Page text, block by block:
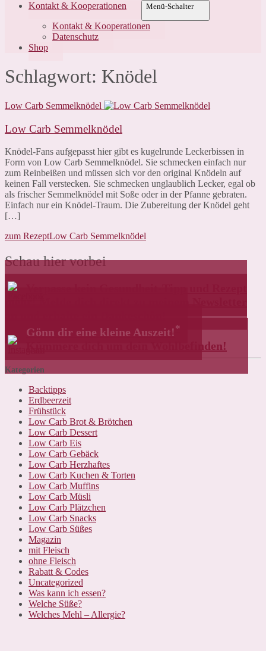
Kontakt & Kooperationen
Menü-Schalter
Kontakt & Kooperationen
Datenschutz
Shop
Schlagwort: Knödel
Low Carb Semmelknödel
Low Carb Semmelknödel
Knödel-Fans aufgepasst hier gibt es kugelrunde Leckerbissen in
Form von Low Carb Semmelknödel. Sie schmecken einfach nur
zum Reinbeißen und müssen sich vor den original Knödeln auf
keinen Fall verstecken. Sie schmecken unglaublich Lecker, egal ob
als frischer Semmelknödel mit Soße oder in der Pfanne gebraten.
Einfach nur ein Knödel-Traum. Die Zubereitung der Knödel geht
[…]
zum RezeptLow Carb Semmelknödel
Schau hier vorbei
Gönn dir eine kleine Auszeit!*
Kümmere dich um dein Wohlbefinden!
Kategorien
Backtipps
Erdbeerzeit
Frühstück
Low Carb Brot & Brötchen
Low Carb Dessert
Low Carb Eis
Low Carb Gebäck
Low Carb Herzhaftes
Low Carb Kuchen & Torten
Low Carb Muffins
Low Carb Müsli
Low Carb Plätzchen
Low Carb Snacks
Low Carb Süßes
Magazin
mit Fleisch
ohne Fleisch
Rabatt & Codes
Uncategorized
Was kann ich essen?
Welche Süße?
Welches Mehl – Allergie?